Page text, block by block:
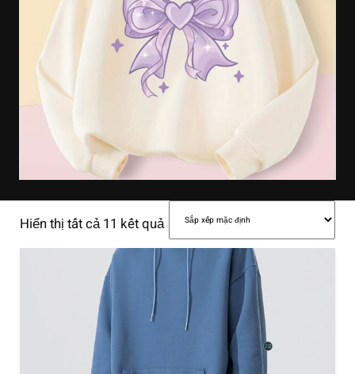
Hiển thị tất cả 11 kết quả